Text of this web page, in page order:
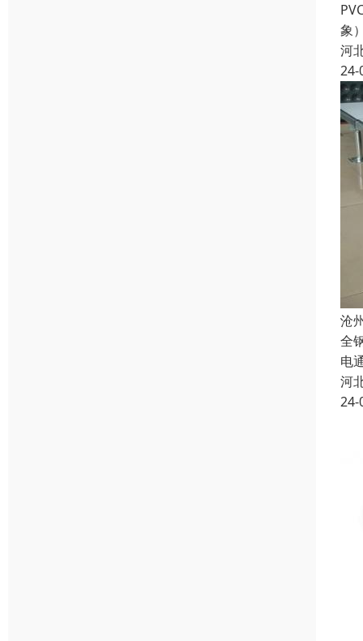
象
河
24-
沧
全
电
河
24-